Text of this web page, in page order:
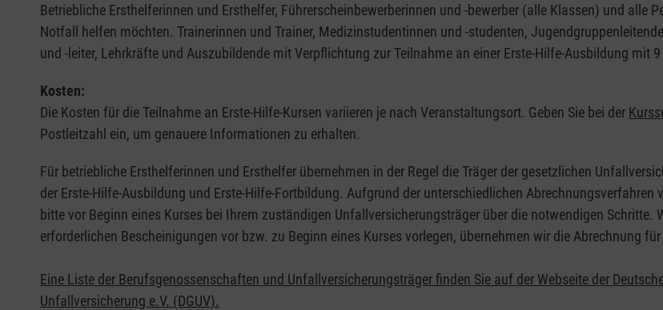
Betriebliche Ersthelferinnen und Ersthelfer, Führerscheinbewerberinnen und -bewerber (alle Klassen) und alle
Notfall helfen möchten. Trainerinnen und Trainer, Medizinstudentinnen und -studenten,
und -leiter, Lehrkräfte und Auszubildende mit Verpflichtung zur Teilnahme an einer Erste-Hilfe-Ausbildung mit
Kosten:
Die Kosten für die Teilnahme an Erste-Hilfe-Kursen variieren je nach Veranstaltungsort. Geben Sie bei der
Postleitzahl ein, um genauere Informationen zu erhalten.
Für betriebliche Ersthelferinnen und Ersthelfer übernehmen in der Regel die Träger der gesetzlichen
der Erste-Hilfe-Ausbildung und Erste-Hilfe-Fortbildung. Aufgrund der unterschiedlichen Abrechnungsverfahren
bitte vor Beginn eines Kurses bei Ihrem zuständigen Unfallversicherungsträger über die notwendigen Schritte.
erforderlichen Bescheinigungen vor bzw. zu Beginn eines Kurses vorlegen, übernehmen wir die Abrechnung für
Eine Liste der Berufsgenossenschaften und Unfallversicherungsträger finden Sie auf der Webseite der
Unfallversicherung e.V. (DGUV).